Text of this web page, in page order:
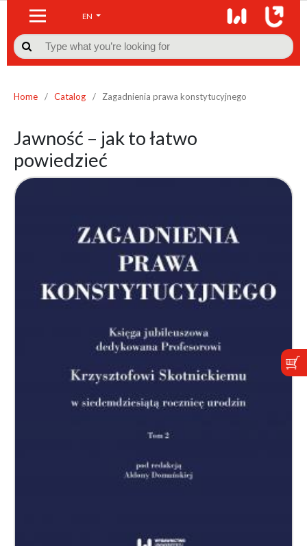
EN

Home / Catalog / Zagadnienia prawa konstytucyjnego
Jawność – jak to łatwo
powiedzieć